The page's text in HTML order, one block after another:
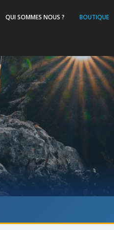
QUI SOMMES NOUS ? BOUTIQUE